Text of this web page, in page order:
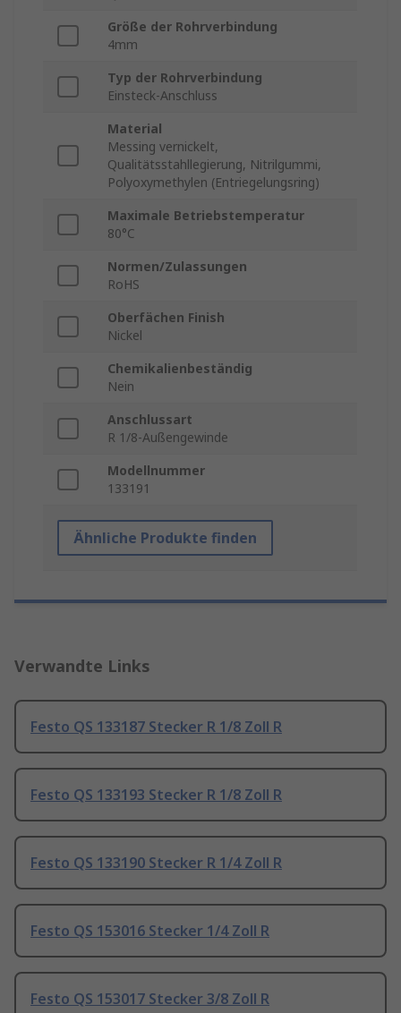
Größe der Rohrverbindung
4mm
Typ der Rohrverbindung
Einsteck-Anschluss
Material
Messing vernickelt,
Qualitätsstahllegierung, Nitrilgummi,
Polyoxymethylen (Entriegelungsring)
Maximale Betriebstemperatur
80°C
Normen/Zulassungen
RoHS
Oberfächen Finish
Nickel
Chemikalienbeständig
Nein
Anschlussart
R 1/8-Außengewinde
Modellnummer
133191
Ähnliche Produkte finden
Verwandte Links
Festo QS 133187 Stecker R 1/8 Zoll R
Festo QS 133193 Stecker R 1/8 Zoll R
Festo QS 133190 Stecker R 1/4 Zoll R
Festo QS 153016 Stecker 1/4 Zoll R
Festo QS 153017 Stecker 3/8 Zoll R